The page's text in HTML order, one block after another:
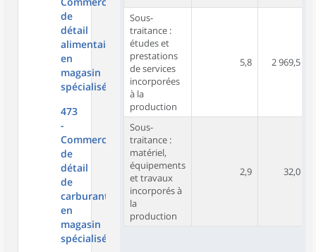
de
détail
alimentaire
en
magasin
spécialisé
473
-
Commerce
de
détail
de
carburants
en
magasin
spécialisé
Sous-
traitance :
études et
prestations
de services
incorporées
à la
production
5,8 2 969,5
Sous-
traitance :
matériel,
équipements
et travaux
incorporés à
la
production
2,9 32,0